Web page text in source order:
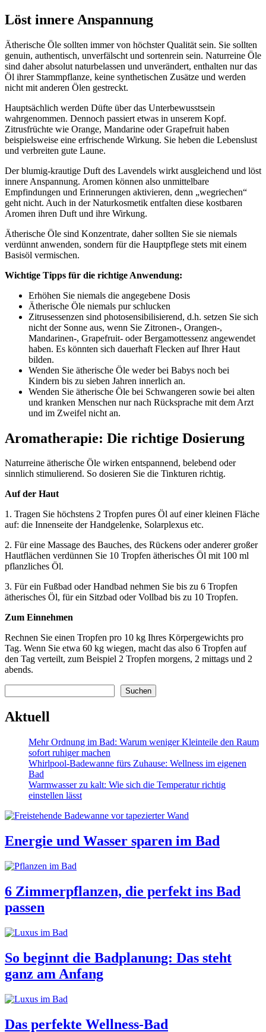
Löst innere Anspannung
Ätherische Öle sollten immer von höchster Qualität sein. Sie sollten
genuin, authentisch, unverfälscht und sortenrein sein. Naturreine Öle
sind daher absolut naturbelassen und unverändert, enthalten nur das
Öl ihrer Stammpflanze, keine synthetischen Zusätze und werden
nicht mit anderen Ölen gestreckt.
Hauptsächlich werden Düfte über das Unterbewusstsein
wahrgenommen. Dennoch passiert etwas in unserem Kopf.
Zitrusfrüchte wie Orange, Mandarine oder Grapefruit haben
beispielsweise eine erfrischende Wirkung. Sie heben die Lebenslust
und verbreiten gute Laune.
Der blumig-krautige Duft des Lavendels wirkt ausgleichend und löst
innere Anspannung. Aromen können also unmittelbare
Empfindungen und Erinnerungen aktivieren, denn „wegriechen“
geht nicht. Auch in der Naturkosmetik entfalten diese kostbaren
Aromen ihren Duft und ihre Wirkung.
Ätherische Öle sind Konzentrate, daher sollten Sie sie niemals
verdünnt anwenden, sondern für die Hauptpflege stets mit einem
Basisöl vermischen.
Wichtige Tipps für die richtige Anwendung:
Erhöhen Sie niemals die angegebene Dosis
Ätherische Öle niemals pur schlucken
Zitrusessenzen sind photosensibilisierend, d.h. setzen Sie sich
nicht der Sonne aus, wenn Sie Zitronen-, Orangen-,
Mandarinen-, Grapefruit- oder Bergamottessenz angewendet
haben. Es könnten sich dauerhaft Flecken auf Ihrer Haut
bilden.
Wenden Sie ätherische Öle weder bei Babys noch bei
Kindern bis zu sieben Jahren innerlich an.
Wenden Sie ätherische Öle bei Schwangeren sowie bei alten
und kranken Menschen nur nach Rücksprache mit dem Arzt
und im Zweifel nicht an.
Aromatherapie: Die richtige Dosierung
Naturreine ätherische Öle wirken entspannend, belebend oder
sinnlich stimulierend. So dosieren Sie die Tinkturen richtig.
Auf der Haut
1. Tragen Sie höchstens 2 Tropfen pures Öl auf einer kleinen Fläche
auf: die Innenseite der Handgelenke, Solarplexus etc.
2. Für eine Massage des Bauches, des Rückens oder anderer großer
Hautflächen verdünnen Sie 10 Tropfen ätherisches Öl mit 100 ml
pflanzliches Öl.
3. Für ein Fußbad oder Handbad nehmen Sie bis zu 6 Tropfen
ätherisches Öl, für ein Sitzbad oder Vollbad bis zu 10 Tropfen.
Zum Einnehmen
Rechnen Sie einen Tropfen pro 10 kg Ihres Körpergewichts pro
Tag. Wenn Sie etwa 60 kg wiegen, macht das also 6 Tropfen auf
den Tag verteilt, zum Beispiel 2 Tropfen morgens, 2 mittags und 2
abends.
Suchen
Aktuell
Mehr Ordnung im Bad: Warum weniger Kleinteile den Raum
sofort ruhiger machen
Whirlpool-Badewanne fürs Zuhause: Wellness im eigenen
Bad
Warmwasser zu kalt: Wie sich die Temperatur richtig
einstellen lässt
Energie und Wasser sparen im Bad
6 Zimmerpflanzen, die perfekt ins Bad
passen
So beginnt die Badplanung: Das steht
ganz am Anfang
Das perfekte Wellness-Bad